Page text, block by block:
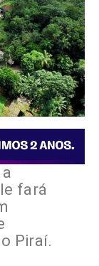
fará
Piraí.